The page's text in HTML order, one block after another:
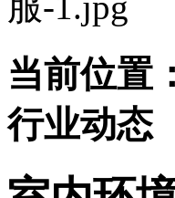
当前位置：
行业动态